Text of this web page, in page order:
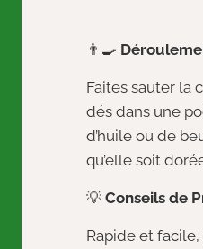
👨‍🍳
Faites sauter la
dés dans une
d’huile ou de
qu’elle soit
💡 Conseils de
Rapide et